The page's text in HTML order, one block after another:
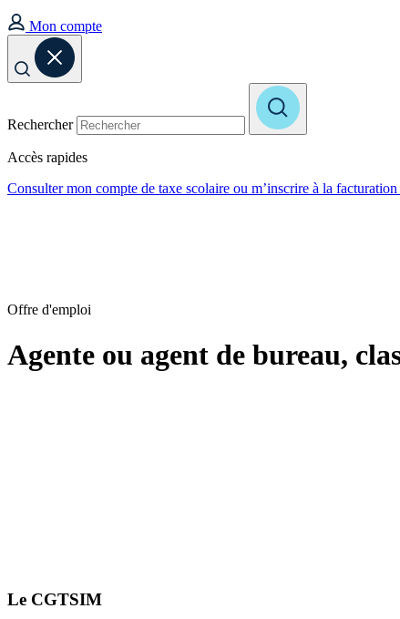
Mon compte
Rechercher
Accès rapides
Consulter mon compte de taxe scolaire ou m’inscrire à la
Offre d'emploi
Agente ou agent de bureau,
Le CGTSIM